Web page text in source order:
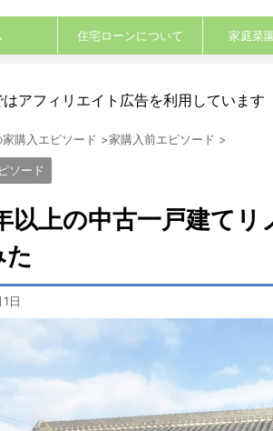
住宅ローンについて 家庭菜
アフィリエイト広告を利用しています
購入エピソード >家購入前エピソード >
ソード
以上の中古一戸建てリ
た
日